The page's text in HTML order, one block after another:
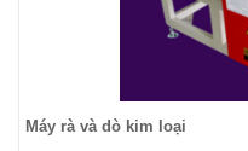
Máy rà và dò kim loại